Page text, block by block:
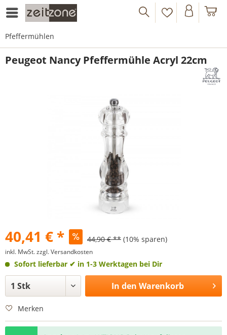
Pfeffermühlen
Peugeot Nancy Pfeffermühle Acryl 22cm
40,41 € * 44,90 € ** (10% sparen)
inkl. MwSt.zzgl. Versandkosten
Sofort lieferbar ✔ in 1-3 Werktagen bei Dir
In den Warenkorb
Merken